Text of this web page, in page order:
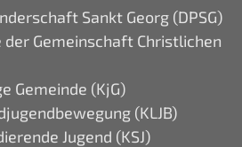
Sankt Georg (DPSG)
der Gemeinschaft Christlichen
Gemeinde (KjG)
(KLJB)
Jugend (KSJ)